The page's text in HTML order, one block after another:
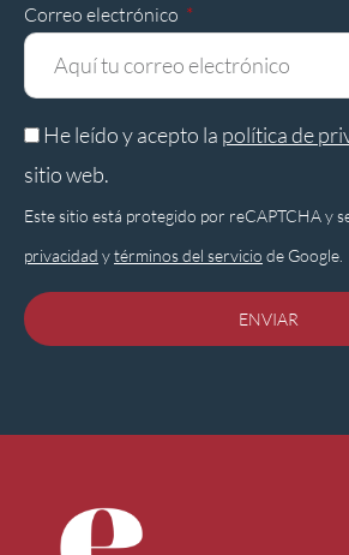
Correo electrónico
He leído y acepto la política de
sitio web.
Este sitio está protegido por reCAPTCHA y
privacidad ytérminos del servicio de Google.
ENVIAR